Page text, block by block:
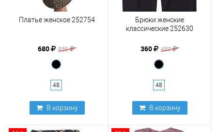
Платье женское 252754
680 850
48
В корзину
Брюки женские
классические 252630
360 450
48
В корзину